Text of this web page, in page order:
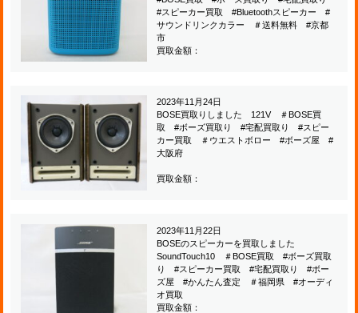
#スピーカー買取 #Bluetoothスピーカー #
サウンドリンクカラー ＃送料無料 #京都
市
買取金額：
2023年11月24日
BOSE買取りしました 121V ＃BOSE買
取 #ボーズ買取り #宅配買取り #スピー
カー買取 ＃ウエストボロー #ボーズ屋 #
大阪府
買取金額：
2023年11月22日
BOSEのスピーカーを買取しました
SoundTouch10 ＃BOSE買取 #ボーズ買取
り #スピーカー買取 #宅配買取り #ボー
ズ屋 #かんたん査定 ＃福岡県 #オーディ
オ買取
買取金額：